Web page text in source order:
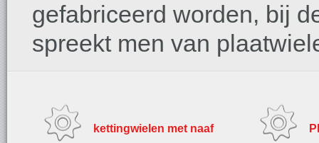
gefabriceerd worden, bij
spreekt men van
kettingwielen met naaf